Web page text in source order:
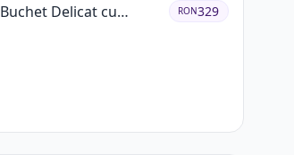
Buchet Delicat cu
RON329